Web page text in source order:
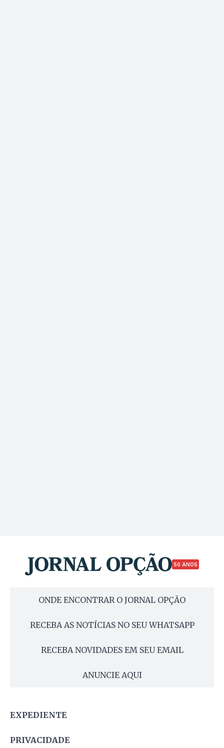
50 ANOS
ONDE ENCONTRAR O JORNAL OPÇÃO
RECEBA AS NOTÍCIAS NO SEU WHATSAPP
RECEBA NOVIDADES EM SEU EMAIL
ANUNCIE AQUI
EXPEDIENTE
PRIVACIDADE